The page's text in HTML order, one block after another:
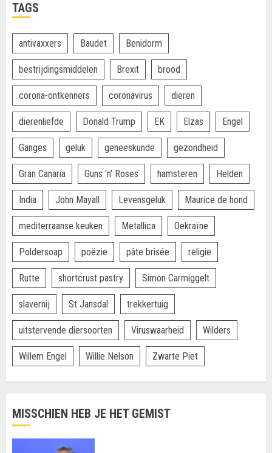
TAGS
antivaxxers Baudet Benidorm
bestrijdingsmiddelen Brexit brood
corona-ontkenners coronavirus dieren
dierenliefde Donald Trump EK Elzas Engel
Ganges geluk geneeskunde gezondheid
Gran Canaria Guns 'n' Roses hamsteren Helden
India John Mayall Levensgeluk Maurice de hond
mediterraanse keuken Metallica Oekraïne
Poldersoap poëzie pâte brisée religie
Rutte shortcrust pastry Simon Carmiggelt
slavernij St Jansdal trekkertuig
uitstervende diersoorten Viruswaarheid Wilders
Willem Engel Willie Nelson Zwarte Piet
MISSCHIEN HEB JE HET GEMIST